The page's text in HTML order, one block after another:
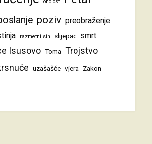
oholost
poziv preobraženje
razmetni sin slijepac smrt
Isusovo Toma Trojstvo
uzašašće vjera Zakon